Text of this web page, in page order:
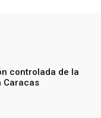
controlada de la
Caracas